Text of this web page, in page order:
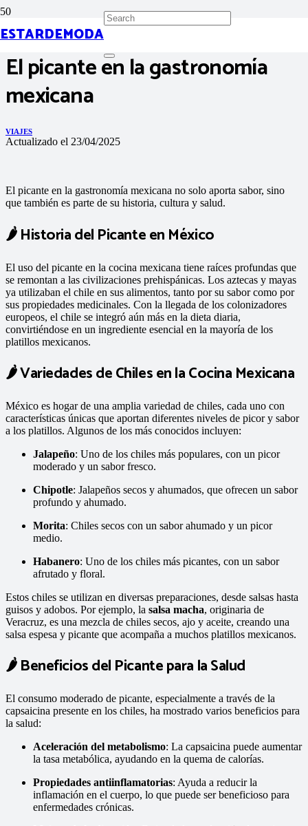
ESTARDEMODA
El picante en la gastronomía
mexicana
VIAJES
Actualizado el 23/04/2025
El picante en la gastronomía mexicana no solo aporta sabor, sino
que también es parte de su historia, cultura y salud.​
🌶️ Historia del Picante en México
El uso del picante en la cocina mexicana tiene raíces profundas que
se remontan a las civilizaciones prehispánicas. Los aztecas y mayas
ya utilizaban el chile en sus alimentos, tanto por su sabor como por
sus propiedades medicinales. Con la llegada de los colonizadores
europeos, el chile se integró aún más en la dieta diaria,
convirtiéndose en un ingrediente esencial en la mayoría de los
platillos mexicanos.
🌶️ Variedades de Chiles en la Cocina Mexicana
México es hogar de una amplia variedad de chiles, cada uno con
características únicas que aportan diferentes niveles de picor y sabor
a los platillos. Algunos de los más conocidos incluyen:​
Jalapeño: Uno de los chiles más populares, con un picor
moderado y un sabor fresco.
Chipotle: Jalapeños secos y ahumados, que ofrecen un sabor
profundo y ahumado.
Morita: Chiles secos con un sabor ahumado y un picor
medio.
Habanero: Uno de los chiles más picantes, con un sabor
afrutado y floral.
Estos chiles se utilizan en diversas preparaciones, desde salsas hasta
guisos y adobos. Por ejemplo, la salsa macha, originaria de
Veracruz, es una mezcla de chiles secos, ajo y aceite, creando una
salsa espesa y picante que acompaña a muchos platillos mexicanos.​
🌶️ Beneficios del Picante para la Salud
El consumo moderado de picante, especialmente a través de la
capsaicina presente en los chiles, ha mostrado varios beneficios para
la salud:​
Aceleración del metabolismo: La capsaicina puede aumentar
la tasa metabólica, ayudando en la quema de calorías.
Propiedades antiinflamatorias: Ayuda a reducir la
inflamación en el cuerpo, lo que puede ser beneficioso para
enfermedades crónicas.